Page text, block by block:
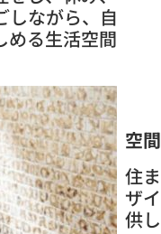
しながら、自
める生活空間
空間
住
ザ
供